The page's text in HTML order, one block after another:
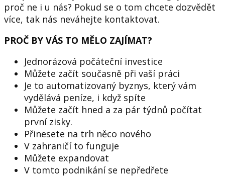
proč ne i u nás? Pokud se o tom chcete dozvědět
více, tak nás neváhejte kontaktovat.
PROČ BY VÁS TO MĚLO ZAJÍMAT?
Jednorázová počáteční investice
Můžete začít současně při vaší práci
Je to automatizovaný byznys, který vám
vydělává peníze, i když spíte
Můžete začít hned a za pár týdnů počítat
první zisky.
Přinesete na trh něco nového
V zahraničí to funguje
Můžete expandovat
V tomto podnikání se nepředřete